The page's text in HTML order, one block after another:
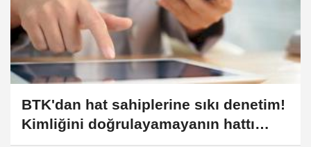
BTK'dan hat sahiplerine sıkı denetim!
Kimliğini doğrulayamayanın hattı
kapatılacak